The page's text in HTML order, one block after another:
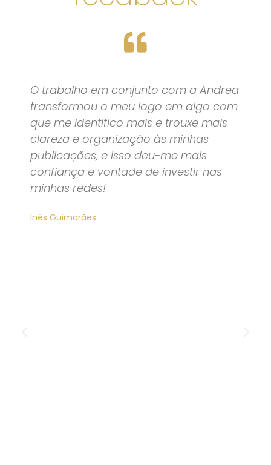
O trabalho em conjunto com a Andrea
transformou o meu logo em algo com
que me identifico mais e trouxe mais
clareza e organização às minhas
publicações, e isso deu-me mais
confiança e vontade de investir nas
minhas redes!
Inês Guimarães